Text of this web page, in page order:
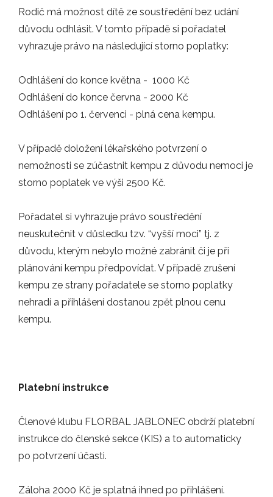
28.10.2024
Letní přestávka nám utekla jako voda,…
16.06.2024
AKCE
Od 1. června získal náš klub významnou…
16.05.2024
Opět po roce nabízíme možnost…
Čas plyne jako voda a my máme opět…
ZÁPASY
02.04.2024
Rodič má možnost dítě ze soustředění bez udání
důvodu odhlásit. V tomto případě si pořadatel
vyhrazuje právo na následující storno poplatky:
Odhlášení do konce května - 1000 Kč
Odhlášení do konce června - 2000 Kč
Odhlášení po 1. červenci - plná cena kempu.
V případě doložení lékařského potvrzení o
nemožnosti se zúčastnit kempu z důvodu nemoci je
storno poplatek ve výši 2500 Kč.
Pořadatel si vyhrazuje právo soustředění
neuskutečnit v důsledku tzv. “vyšší moci” tj. z
důvodu, kterým nebylo možné zabránit či je při
plánování kempu předpovídat. V případě zrušení
kempu ze strany pořadatele se storno poplatky
nehradí a přihlášení dostanou zpět plnou cenu
kempu.
Platební instrukce
Členové klubu FLORBAL JABLONEC obdrží platební
instrukce do členské sekce (KIS) a to automaticky
po potvrzení účasti.
Záloha 2000 Kč je splatná ihned po přihlášení.